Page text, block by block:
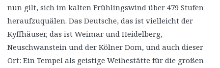
nun gilt, sich im kalten Frühlingswind über 479 Stufen
heraufzuquälen. Das Deutsche, das ist vielleicht der
Kyffhäuser, das ist Weimar und Heidelberg,
Neuschwanstein und der Kölner Dom, und auch dieser
Ort: Ein Tempel als geistige Weihestätte für die großen